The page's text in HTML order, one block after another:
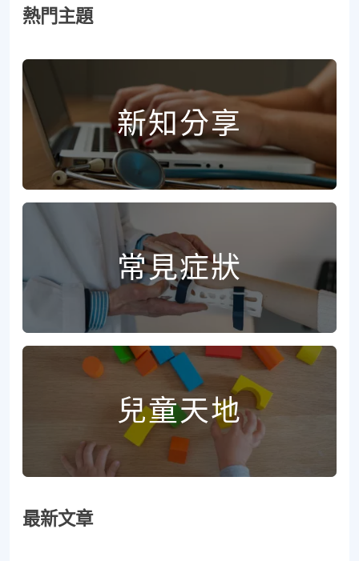
熱門主題
新知分享
常見症狀
兒童天地
最新文章